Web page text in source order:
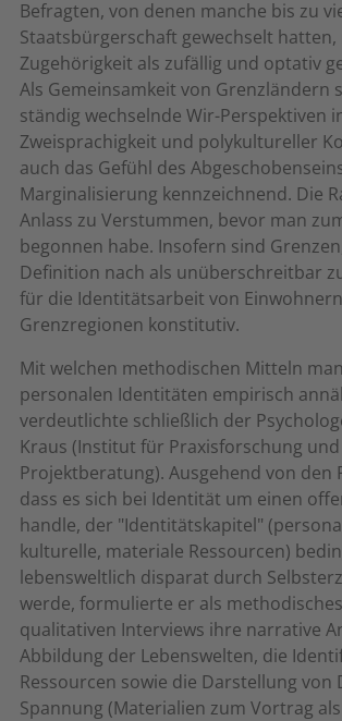
Befragten, von denen manche bis zu
Staatsbürgerschaft gewechselt
Zugehörigkeit als zufällig und optativ
Als Gemeinsamkeit von Grenzländern
ständig wechselnde Wir-Perspektiven
Zweisprachigkeit und polykultureller
auch das Gefühl des
Marginalisierung kennzeichnend. Die
Anlass zu Verstummen, bevor man
begonnen habe. Insofern sind
Definition nach als unüberschreitbar
für die Identitätsarbeit von
Grenzregionen konstitutiv.
Mit welchen methodischen Mitteln
personalen Identitäten empirisch
verdeutlichte schließlich der
Kraus (Institut für Praxisforschung und
Projektberatung). Ausgehend von den
dass es sich bei Identität um einen
handle, der "Identitätskapitel"
kulturelle, materiale Ressourcen)
lebensweltlich disparat durch
werde, formulierte er als
qualitativen Interviews ihre narrative
Abbildung der Lebenswelten, die
Ressourcen sowie die Darstellung von
Spannung (Materialien zum Vortrag